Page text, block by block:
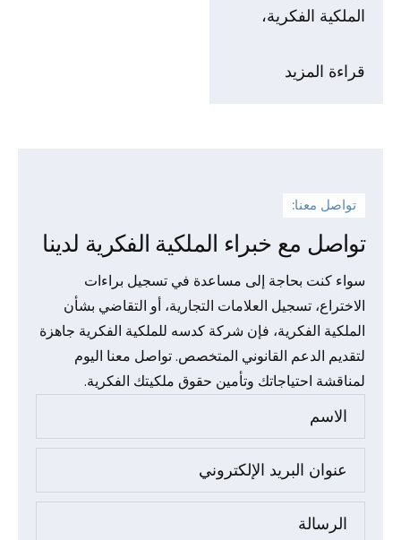
الملكية الفكرية،
قراءة المزيد
تواصل معنا:
تواصل مع خبراء الملكية الفكرية لدينا
سواء كنت بحاجة إلى مساعدة في تسجيل براءات
الاختراع، تسجيل العلامات التجارية، أو التقاضي بشأن
الملكية الفكرية، فإن شركة كدسه للملكية الفكرية جاهزة
لتقديم الدعم القانوني المتخصص. تواصل معنا اليوم
لمناقشة احتياجاتك وتأمين حقوق ملكيتك الفكرية.
الاسم
عنوان البريد الإلكتروني
الرسالة